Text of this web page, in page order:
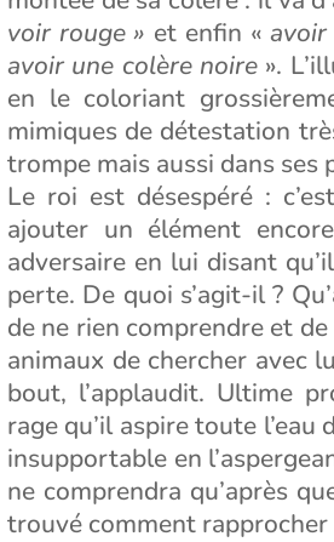
voir rouge » et enfin «avoir
avoir une colère noire ».
en le coloriant
mimiques de détestation
trompe mais aussi dans
Le roi est désespéré :
ajouter un élément
adversaire en lui disant
perte. De quoi s’agit-il ?
de ne rien comprendre et
animaux de chercher avec
bout, l’applaudit. Ultime
rage qu’il aspire toute l’eau
insupportable en
ne comprendra qu’après
trouvé comment rapprocher